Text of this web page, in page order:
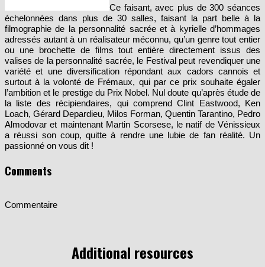
échelonnées dans plus de 30 salles, faisant la part belle à la
filmographie de la personnalité sacrée et à kyrielle d’hommages
adressés autant à un réalisateur méconnu, qu’un genre tout entier
ou une brochette de films tout entière directement issus des
valises de la personnalité sacrée, le Festival peut revendiquer une
variété et une diversification répondant aux cadors cannois et
surtout à la volonté de Frémaux, qui par ce prix souhaite égaler
l’ambition et le prestige du Prix Nobel. Nul doute qu’après étude de
la liste des récipiendaires, qui comprend Clint Eastwood, Ken
Loach, Gérard Depardieu, Milos Forman, Quentin Tarantino, Pedro
Almodovar et maintenant Martin Scorsese, le natif de Vénissieux
a réussi son coup, quitte à rendre une lubie de fan réalité. Un
passionné on vous dit !